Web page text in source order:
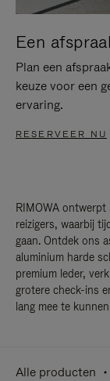
Een
Plan een
keuze voor een
ervaring.
RESERVEER NU
RIMOWA
reizigers, waarbij
gaan. Ontdek ons
aluminium harde
premium leder,
grotere check-ins
lang mee te
Alle producten